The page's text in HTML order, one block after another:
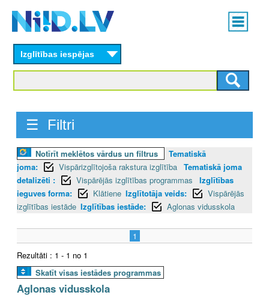
content
Main
menu
Izglītības iespējas
☰ Filtri
Notīrīt meklētos vārdus un filtrus
Tematiskā
joma:
Vispārizglītojoša rakstura izglītība Tematiskā joma
detalizēti :
Vispārējās izglītības programmas
Izglītības
ieguves forma:
Klātiene Izglītotāja veids:
Vispārējās
izglītības iestāde Izglītības iestāde: Aglonas vidusskola
1
Rezultāti : 1 - 1 no 1
Skatīt visas iestādes programmas
Aglonas vidusskola